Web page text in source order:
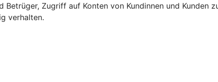
Betrüger, Zugriff auf Konten von Kundinnen und Kunden
verhalten.